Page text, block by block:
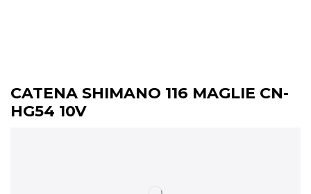
CATENA SHIMANO 116 MAGLIE CN-
HG54 10V